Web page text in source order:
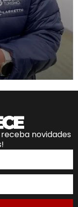
novidades